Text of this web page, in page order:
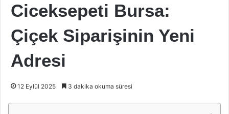
Ciceksepeti Bursa:
Çiçek Siparişinin Yeni
Adresi
12 Eylül 2025 3 dakika okuma süresi